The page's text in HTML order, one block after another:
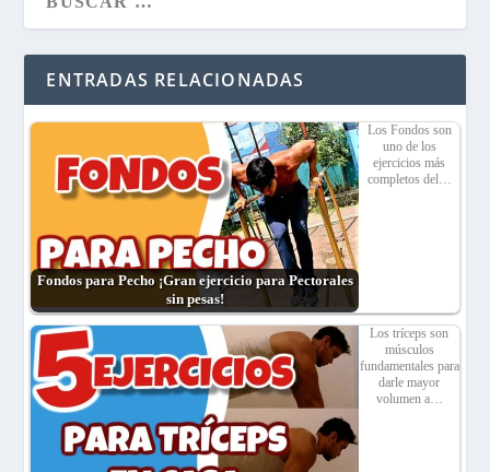
ENTRADAS RELACIONADAS
Fondos para Pecho ¡Gran ejercicio para Pectorales
sin pesas!
Los Fondos son
uno de los
ejercicios más
completos del…
Los tríceps son
músculos
fundamentales para
darle mayor
volumen a…